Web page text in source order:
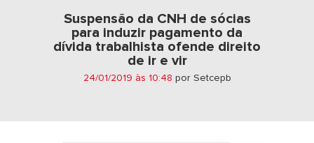
Suspensão da CNH de sócias
para induzir pagamento da
dívida trabalhista ofende direito
de ir e vir
24/01/2019 às 10:48 por Setcepb